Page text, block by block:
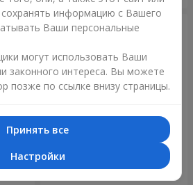
Букет "Мы и лето"
информацию с Вашего
Ваши персональные
могут использовать Ваши
законного интереса. Вы можете
позже по ссылке внизу страницы.
Принять все
Настройки